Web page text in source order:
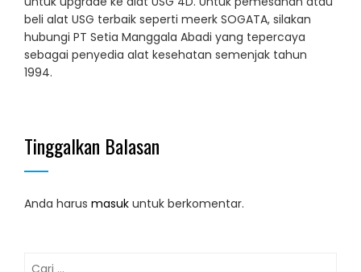
beli alat USG terbaik seperti meerk SOGATA, silakan
hubungi PT Setia Manggala Abadi yang tepercaya
sebagai penyedia alat kesehatan semenjak tahun
1994.
Tinggalkan Balasan
Anda harus masuk untuk berkomentar.